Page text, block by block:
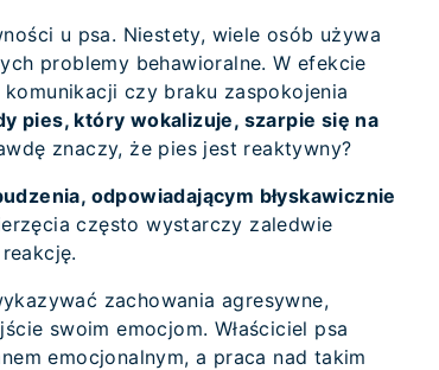
u psa. Niestety, wiele osób używa
problemy behawioralne. W efekcie
czy braku zaspokojenia
pies, który wokalizuje, szarpie się na
znaczy, że pies jest reaktywny?
odpowiadającym błyskawicznie
często wystarczy zaledwie
zachowania agresywne,
swoim emocjom. Właściciel psa
emocjonalnym, a praca nad takim